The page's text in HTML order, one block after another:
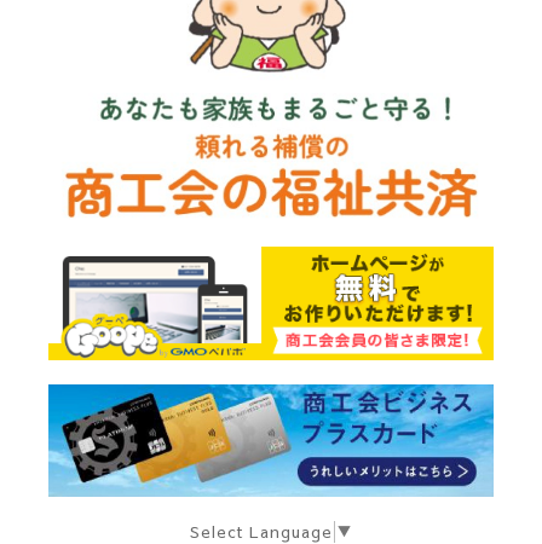
Select Language ▼